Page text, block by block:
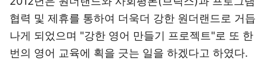
협력 및 제휴를 통하여 더욱더 강한 원더랜드로 거듭
나게 되었으며 "강한 영어 만들기 프로젝트"로 또 한
번의 영어 교육에 획을 긋는 일을 하겠다고 하였다.